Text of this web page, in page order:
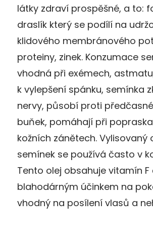
látky zdraví prospěšné, a to:
draslík který se podílí na
klidového membránového
proteiny, zinek. Konzumace
vhodná při exémech,
k vylepšení spánku, semínka
nervy, působí proti
buňek, pomáhají při
kožních zánětech. Vylisovaný
semínek se používá často v
Tento olej obsahuje vitamín F
blahodárným účinkem na
vhodný na posílení vlasů a